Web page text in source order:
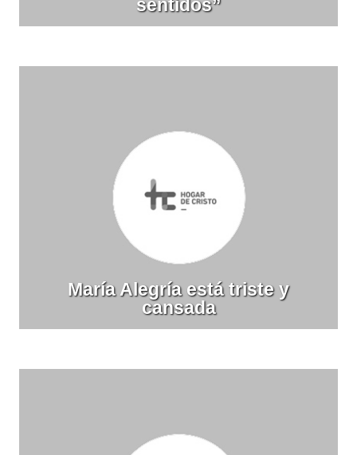
sentidos”
María Alegría está triste y
cansada